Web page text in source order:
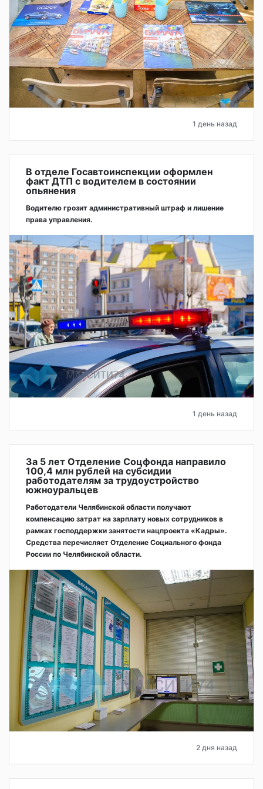
1 день назад
В отделе Госавтоинспекции оформлен
факт ДТП с водителем в состоянии
опьянения
Водителю грозит административный штраф и лишение
права управления.
1 день назад
За 5 лет Отделение Соцфонда направило
100,4 млн рублей на субсидии
работодателям за трудоустройство
южноуральцев
Работодатели Челябинской области получают
компенсацию затрат на зарплату новых сотрудников в
рамках господдержки занятости нацпроекта «Кадры».
Средства перечисляет Отделение Социального фонда
России по Челябинской области.
2 дня назад